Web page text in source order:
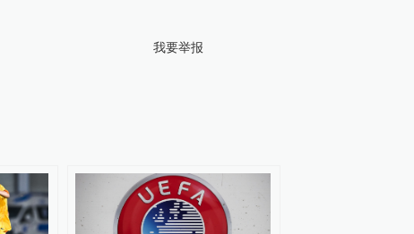
我要举报